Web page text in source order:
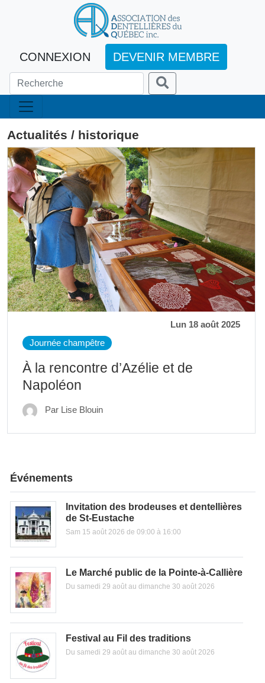
CONNEXION DEVENIR MEMBRE
Actualités / historique
Lun 18 août 2025
Journée champêtre
À la rencontre d’Azélie et de
Napoléon
Par Lise Blouin
Événements
Invitation des brodeuses et dentellières
de St-Eustache
Sam 15 août 2026 de 09:00 à 16:00
Le Marché public de la Pointe-à-Callière
Du samedi 29 août au dimanche 30 août 2026
Festival au Fil des traditions
Du samedi 29 août au dimanche 30 août 2026